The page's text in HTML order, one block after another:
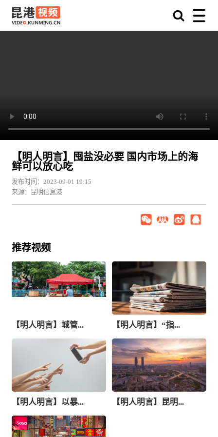
【明人明言】囤盐没必要 国内市场上的海
鲜可以放心吃
发布时间：2023-09-01 19:15
来源：昆明信息港
推荐视频
【明人明言】城管... 【明人明言】“指...
【明人明言】以暴... 【明人明言】昆明...